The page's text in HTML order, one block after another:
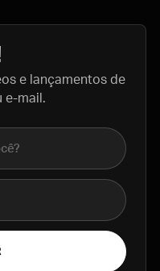
e lançamentos de
e-mail.